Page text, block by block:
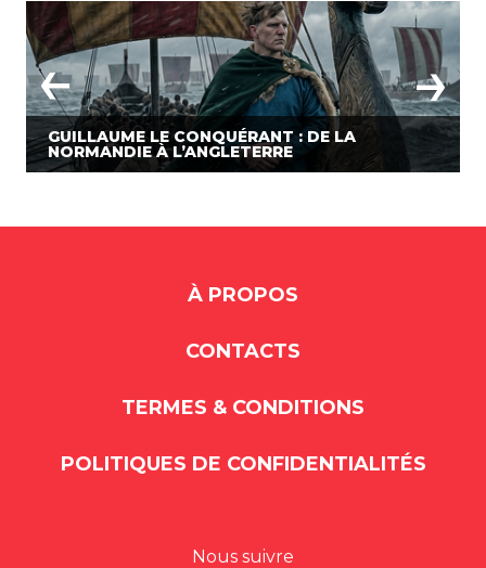
GUILLAUME LE CONQUÉRANT : DE LA
NORMANDIE À L’ANGLETERRE
À PROPOS
CONTACTS
TERMES & CONDITIONS
POLITIQUES DE CONFIDENTIALITÉS
Nous suivre